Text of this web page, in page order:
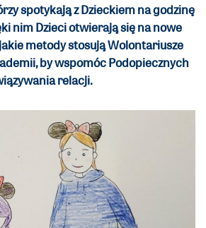
spotykają z Dzieckiem na godzinę
nim Dzieci otwierają się na nowe
metody stosują Wolontariusze
by wspomóc Podopiecznych
relacji.